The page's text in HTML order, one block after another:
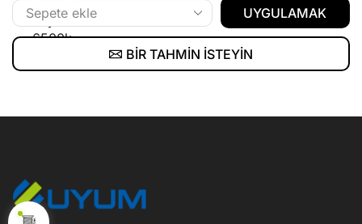
UYGULAMAK
BIR TAHMIN ISTEYIN